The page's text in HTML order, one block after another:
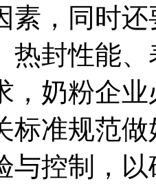
素，同时
热封性能
，奶粉企
标准规范
与控制，